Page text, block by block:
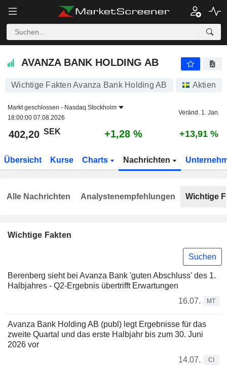
AVANZA BANK HOLDING AB
Wichtige Fakten Avanza Bank Holding AB Aktien
Markt geschlossen - Nasdaq Stockholm
18:00:00 07.08.2026
Veränd. 1. Jan.
402,20 SEK +1,28 % +13,91 %
Übersicht Kurse Charts Nachrichten
Wichtige Fakten
Suchen
Berenberg sieht bei Avanza Bank 'guten Abschluss' des 1.
Halbjahres - Q2-Ergebnis übertrifft Erwartungen
16.07.
MT
Avanza Bank Holding AB (publ) legt Ergebnisse für das
zweite Quartal und das erste Halbjahr bis zum 30. Juni
2026 vor
14.07.
CI
Alle Nachrichten Analystenempfehlungen Wichtige